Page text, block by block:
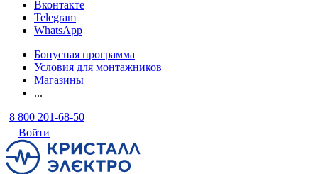
Вконтакте
Telegram
WhatsApp
Бонусная программа
Условия для монтажников
Магазины
...
8 800 201-68-50
Войти